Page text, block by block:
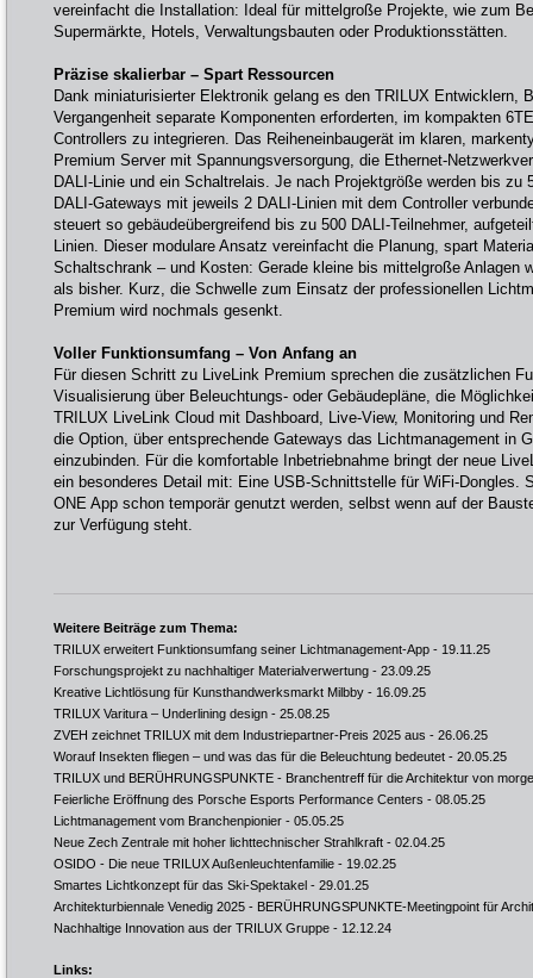
vereinfacht die Installation: Ideal für mittelgroße Projekte, wie zum
Supermärkte, Hotels, Verwaltungsbauten oder Produktionsstätten.
Präzise skalierbar – Spart Ressourcen
Dank miniaturisierter Elektronik gelang es den TRILUX Entwicklern,
Vergangenheit separate Komponenten erforderten, im kompakten
Controllers zu integrieren. Das Reiheneinbaugerät im klaren,
Premium Server mit Spannungsversorgung, die Ethernet-
DALI-Linie und ein Schaltrelais. Je nach Projektgröße werden bis zu
DALI-Gateways mit jeweils 2 DALI-Linien mit dem Controller
steuert so gebäudeübergreifend bis zu 500 DALI-Teilnehmer,
Linien. Dieser modulare Ansatz vereinfacht die Planung, spart
Schaltschrank – und Kosten: Gerade kleine bis mittelgroße Anlagen
als bisher. Kurz, die Schwelle zum Einsatz der professionellen
Premium wird nochmals gesenkt.
Voller Funktionsumfang – Von Anfang an
Für diesen Schritt zu LiveLink Premium sprechen die zusätzlichen
Visualisierung über Beleuchtungs- oder Gebäudepläne, die
TRILUX LiveLink Cloud mit Dashboard, Live-View, Monitoring und
die Option, über entsprechende Gateways das Lichtmanagement in
einzubinden. Für die komfortable Inbetriebnahme bringt der neue
ein besonderes Detail mit: Eine USB-Schnittstelle für WiFi-Dongles.
ONE App schon temporär genutzt werden, selbst wenn auf der
zur Verfügung steht.
Weitere Beiträge zum Thema:
TRILUX erweitert Funktionsumfang seiner Lichtmanagement-App - 19.11.25
Forschungsprojekt zu nachhaltiger Materialverwertung - 23.09.25
Kreative Lichtlösung für Kunsthandwerksmarkt Milbby - 16.09.25
TRILUX Varitura – Underlining design - 25.08.25
ZVEH zeichnet TRILUX mit dem Industriepartner-Preis 2025 aus - 26.06.25
Worauf Insekten fliegen – und was das für die Beleuchtung bedeutet - 20.05.25
TRILUX und BERÜHRUNGSPUNKTE - Branchentreff für die Architektur von
Feierliche Eröffnung des Porsche Esports Performance Centers - 08.05.25
Lichtmanagement vom Branchenpionier - 05.05.25
Neue Zech Zentrale mit hoher lichttechnischer Strahlkraft - 02.04.25
OSIDO - Die neue TRILUX Außenleuchtenfamilie - 19.02.25
Smartes Lichtkonzept für das Ski-Spektakel - 29.01.25
Architekturbiennale Venedig 2025 - BERÜHRUNGSPUNKTE-Meetingpoint für
Nachhaltige Innovation aus der TRILUX Gruppe - 12.12.24
Links: